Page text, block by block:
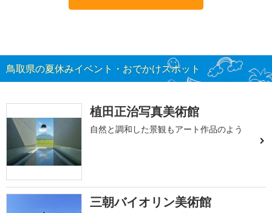
鳥取県の夏休みイベント・おでかけスポット
植田正治写真美術館
自然と調和した景観もアート作品のよう
三朝バイオリン美術館